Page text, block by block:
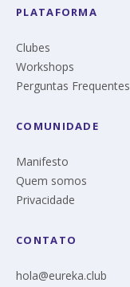
PLATAFORMA
Clubes
Workshops
Perguntas Frequentes
COMUNIDADE
Manifesto
Quem somos
Privacidade
CONTATO
hola@eureka.club